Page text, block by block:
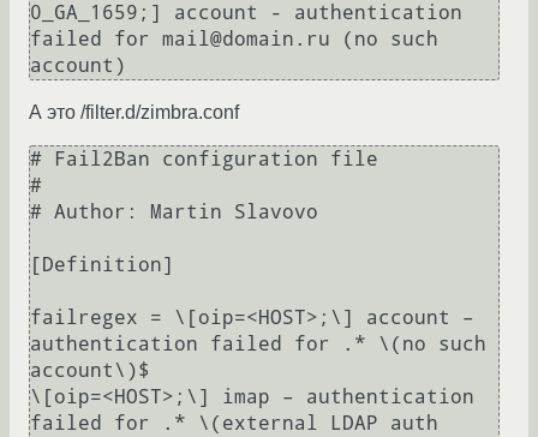
0_GA_1659;] account - authentication
failed for mail@domain.ru (no such
А это /filter.d/zimbra.conf
# Fail2Ban configuration file
#
# Author: Martin Slavovo
[Definition]
failregex = \[oip=<HOST>;\] account –
authentication failed for .* \(no such
account\)$
\[oip=<HOST>;\] imap – authentication
failed for .* \(external LDAP auth